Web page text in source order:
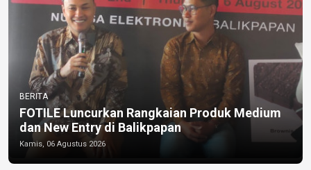
BERITA
FOTILE Luncurkan Rangkaian Produk Medium
dan New Entry di Balikpapan
Kamis, 06 Agustus 2026